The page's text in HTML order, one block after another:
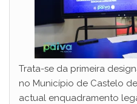
Trata-se da primeira
no Município de Castelo
actual enquadramento